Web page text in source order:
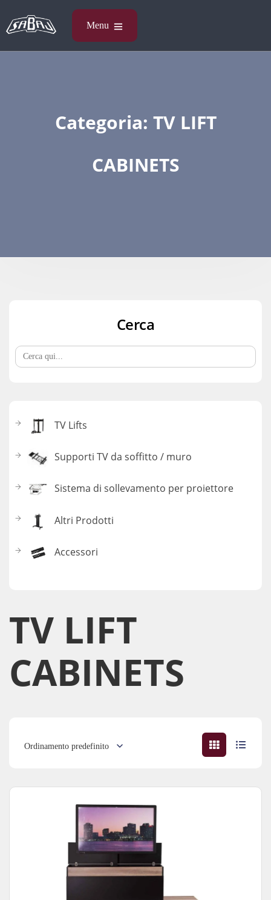
Categoria: TV LIFT
CABINETS
TV LIFT
CABINETS
Cerca
Search
for:
TV Lifts
Supporti TV da soffitto / muro
Sistema di sollevamento per proiettore
Altri Prodotti
Accessori